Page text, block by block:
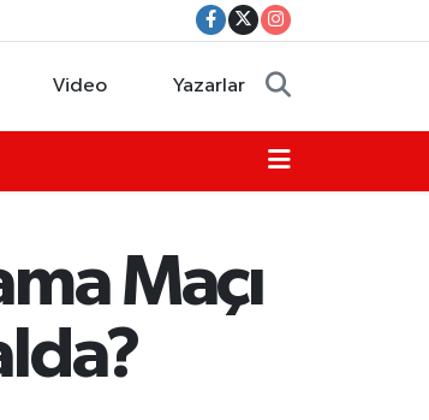
Video Yazarlar
Maçı